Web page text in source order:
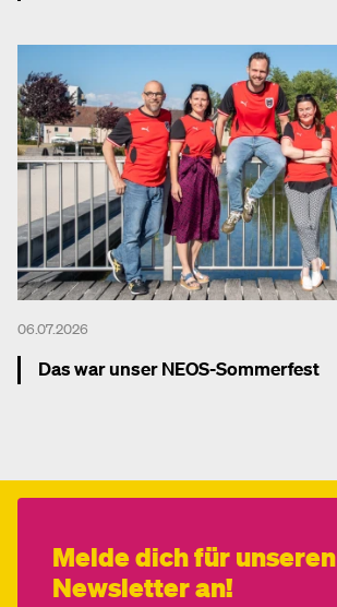
06.07.2026
Das war unser NEOS-Sommerfest
Melde dich für unseren
Newsletter an!